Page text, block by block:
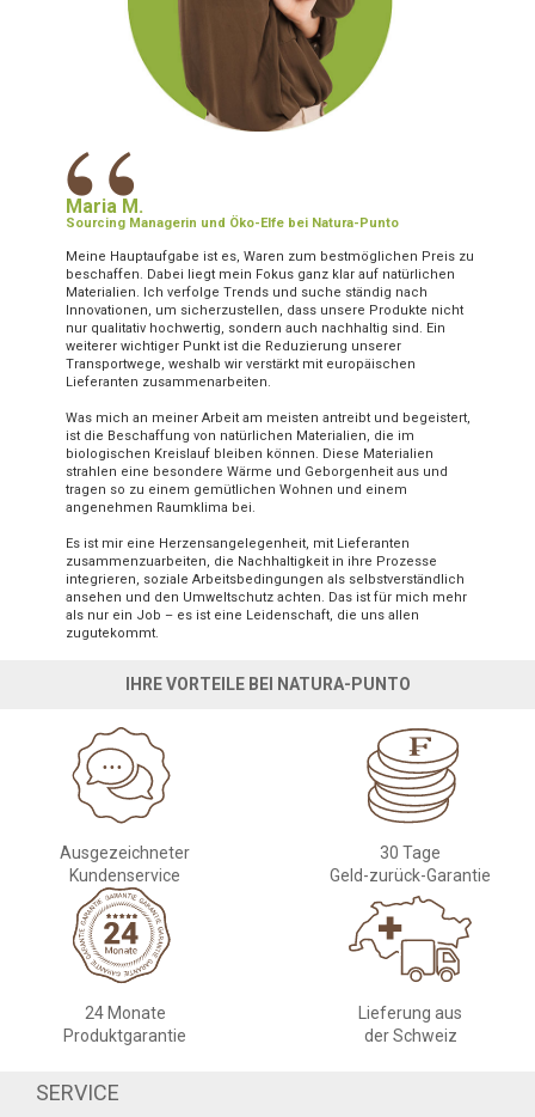
“
Maria M.
Sourcing Managerin und Öko-Elfe bei Natura-Punto
Meine Hauptaufgabe ist es, Waren zum bestmöglichen Preis zu
beschaffen. Dabei liegt mein Fokus ganz klar auf natürlichen
Materialien. Ich verfolge Trends und suche ständig nach
Innovationen, um sicherzustellen, dass unsere Produkte nicht
nur qualitativ hochwertig, sondern auch nachhaltig sind. Ein
weiterer wichtiger Punkt ist die Reduzierung unserer
Transportwege, weshalb wir verstärkt mit europäischen
Lieferanten zusammenarbeiten.
Was mich an meiner Arbeit am meisten antreibt und begeistert,
ist die Beschaffung von natürlichen Materialien, die im
biologischen Kreislauf bleiben können. Diese Materialien
strahlen eine besondere Wärme und Geborgenheit aus und
tragen so zu einem gemütlichen Wohnen und einem
angenehmen Raumklima bei.
Es ist mir eine Herzensangelegenheit, mit Lieferanten
zusammenzuarbeiten, die Nachhaltigkeit in ihre Prozesse
integrieren, soziale Arbeitsbedingungen als selbstverständlich
ansehen und den Umweltschutz achten. Das ist für mich mehr
als nur ein Job – es ist eine Leidenschaft, die uns allen
zugutekommt.
IHRE VORTEILE BEI NATURA-PUNTO
Ausgezeichneter
Kundenservice
30 Tage
Geld-zurück-Garantie
24 Monate
Produktgarantie
Lieferung aus
der Schweiz
SERVICE